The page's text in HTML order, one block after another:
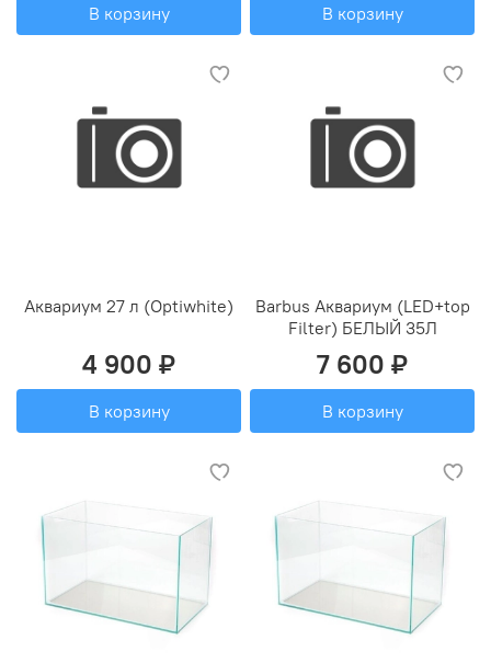
В корзину В корзину
Аквариум 27 л (Optiwhite)
4 900 ₽
В корзину
Barbus Аквариум (LED+top
Filter) БЕЛЫЙ 35Л
7 600 ₽
В корзину